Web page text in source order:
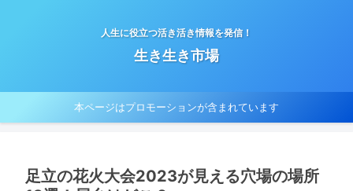
人生に役立つ活き活き情報を発信！
生き生き市場
本ページはプロモーションが含まれています
足立の花火大会2023が見える穴場の場所